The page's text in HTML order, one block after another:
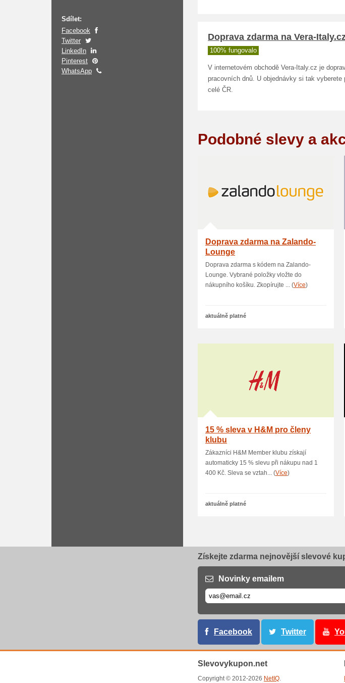
Sdílet:
Facebook
Twitter
LinkedIn
Pinterest
WhatsApp
Doprava zdarma na Vera-
100% fungovalo
V internetovém obchodě Vera-Italy.cz je
pracovních dnů. U objednávky si tak
celé ČR.
Podobné slevy a
Doprava zdarma na Zalando-
Lounge
Doprava zdarma s kódem na Zalando-
Lounge. Vybrané položky vložte do
nákupního košíku. Zkopírujte ... (Více)
aktuálně platné
15 % sleva v H&M pro členy
klubu
Zákazníci H&M Member klubu získají
automaticky 15 % slevu při nákupu nad 1
400 Kč. Sleva se vztah... (Více)
aktuálně platné
Získejte zdarma nejnovější slevové
Novinky emailem
Facebook Twitter
Slevovykupon.net
Copyright © 2012-2026 NetIQ.